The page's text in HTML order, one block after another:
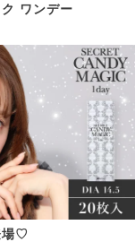
ワンデー
場♡